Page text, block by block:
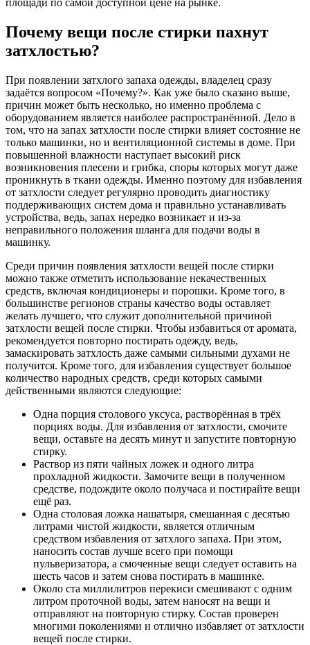
Почему вещи после стирки пахнут
затхлостью?
При появлении затхлого запаха одежды, владелец сразу
задаётся вопросом «Почему?». Как уже было сказано выше,
причин может быть несколько, но именно проблема с
оборудованием является наиболее распространённой. Дело в
том, что на запах затхлости после стирки влияет состояние не
только машинки, но и вентиляционной системы в доме. При
повышенной влажности наступает высокий риск
возникновения плесени и грибка, споры которых могут даже
проникнуть в ткани одежды. Именно поэтому для избавления
от затхлости следует регулярно проводить диагностику
поддерживающих систем дома и правильно устанавливать
устройства, ведь, запах нередко возникает и из-за
неправильного положения шланга для подачи воды в
машинку.
Среди причин появления затхлости вещей после стирки
можно также отметить использование некачественных
средств, включая кондиционеры и порошки. Кроме того, в
большинстве регионов страны качество воды оставляет
желать лучшего, что служит дополнительной причиной
затхлости вещей после стирки. Чтобы избавиться от аромата,
рекомендуется повторно постирать одежду, ведь,
замаскировать затхлость даже самыми сильными духами не
получится. Кроме того, для избавления существует большое
количество народных средств, среди которых самыми
действенными являются следующие:
Одна порция столового уксуса, растворённая в трёх
порциях воды. Для избавления от затхлости, смочите
вещи, оставьте на десять минут и запустите повторную
стирку.
Раствор из пяти чайных ложек и одного литра
прохладной жидкости. Замочите вещи в полученном
средстве, подождите около получаса и постирайте вещи
ещё раз.
Одна столовая ложка нашатыря, смешанная с десятью
литрами чистой жидкости, является отличным
средством избавления от затхлого запаха. При этом,
наносить состав лучше всего при помощи
пульверизатора, а смоченные вещи следует оставить на
шесть часов и затем снова постирать в машинке.
Около ста миллилитров перекиси смешивают с одним
литром проточной воды, затем наносят на вещи и
отправляют на повторную стирку. Состав проверен
многими поколениями и отлично избавляет от затхлости
вещей после стирки.